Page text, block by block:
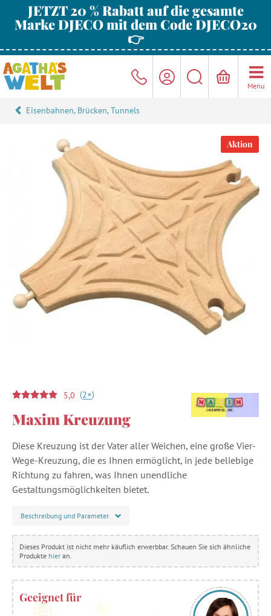
JETZT 20 % Rabatt auf die gesamte
Marke DJECO mit dem Code DJECO20
👉
Menu
Eisenbahnen, Brücken, Tunnels
Aktion
5,0 (2+)
Maxim Kreuzung
Diese Kreuzung ist der Vater aller Weichen, eine große Vier-
Wege-Kreuzung, die es Ihnen ermöglicht, in jede beliebige
Richtung zu fahren, was Ihnen unendliche
Gestaltungsmöglichkeiten bietet.
Beschreibung und Parameter
Dieses Produkt ist nicht mehr käuflich erwerbbar. Schauen Sie sich ähnliche
Produkte hier an.
Geeignet für